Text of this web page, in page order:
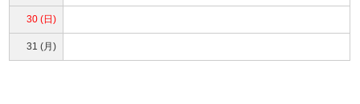
30 (日)
31 (月)